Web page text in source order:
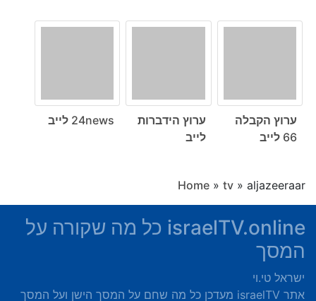
ערוץ הקבלה
66 לייב
ערוץ הידברות
לייב
24news לייב
Home » tv » aljazeeraar
israelTV.online כל מה שקורה על
המסך
ישראל טי.וי
אתר israelTV מעדכן כל מה שחם על המסך הישן ועל המסך